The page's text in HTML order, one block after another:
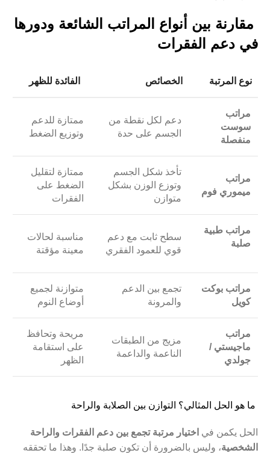
مقارنة بين أنواع المراتب الشائعة ودورها
في دعم الفقرات
نوع المرتبة الخصائص الفائدة للظهر
مراتب
سوست
منفصلة
دعم لكل نقطة من
الجسم على حدة
ممتازة للدعم
وتوزيع الضغط
مراتب
ميموري فوم
تأخذ شكل الجسم
وتوزع الوزن بشكل
متوازن
ممتازة لتقليل
الضغط على
الفقرات
مراتب طبية
صلبة
سطح ثابت مع دعم
قوي للعمود الفقري
مناسبة لحالات
معينة مؤقتة
مراتب بوكت
كويل
تجمع بين الدعم
والمرونة
متوازنة لجميع
أوضاع النوم
مراتب
ماجيستي /
جولدي
مزيج من الطبقات
الناعمة والداعمة
مريحة وتحافظ
على استقامة
الظهر
ما هو الحل المثالي؟ التوازن بين الصلابة والراحة
الحل يكمن في اختيار مرتبة تجمع بين دعم الفقرات والراحة
الشخصية، وليس بالضرورة أن تكون صلبة جدًا. وهذا ما تحققه